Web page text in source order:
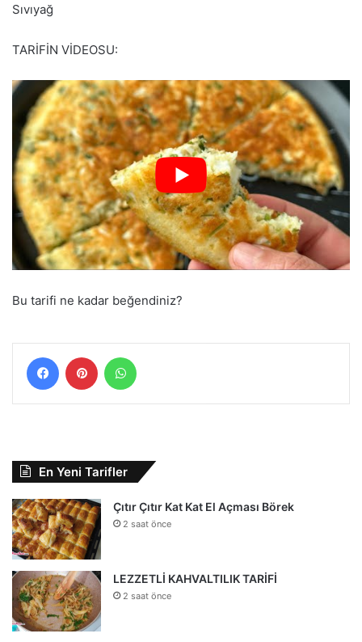
Sıvıyağ
TARİFİN VİDEOSU:
Bu tarifi ne kadar beğendiniz?
FacebookPinterest
En Yeni Tarifler
Çıtır Çıtır Kat Kat El Açması Börek
2 saat önce
LEZZETLİ KAHVALTILIK TARİFİ
2 saat önce